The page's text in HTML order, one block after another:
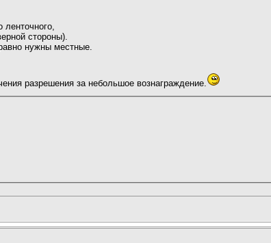
стороны).
нужны местные.
разрешения за небольшое вознаграждение.